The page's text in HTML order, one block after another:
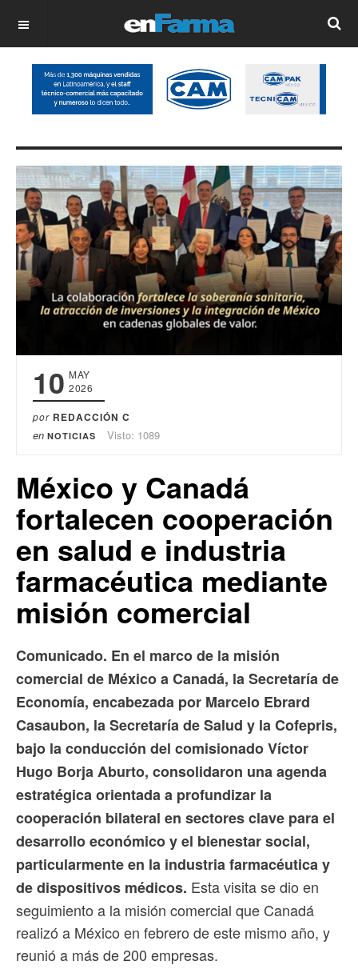
OFF CANVAS
10 MAY
2026
por REDACCIÓN C
en NOTICIAS Visto: 1089
México y Canadá
fortalecen cooperación
en salud e industria
farmacéutica mediante
misión comercial
Comunicado. En el marco de la misión
comercial de México a Canadá, la Secretaría de
Economía, encabezada por Marcelo Ebrard
Casaubon, la Secretaría de Salud y la Cofepris,
bajo la conducción del comisionado Víctor
Hugo Borja Aburto, consolidaron una agenda
estratégica orientada a profundizar la
cooperación bilateral en sectores clave para el
desarrollo económico y el bienestar social,
particularmente en la industria farmacéutica y
de dispositivos médicos. Esta visita se dio en
seguimiento a la misión comercial que Canadá
realizó a México en febrero de este mismo año, y
reunió a más de 200 empresas.